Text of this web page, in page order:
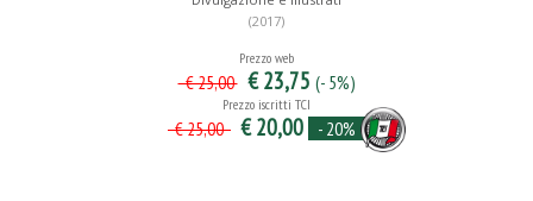
(2017)
Prezzo web
€ 25,00 € 23,75 (- 5%)
Prezzo iscritti TCI
€ 25,00 € 20,00 - 20%